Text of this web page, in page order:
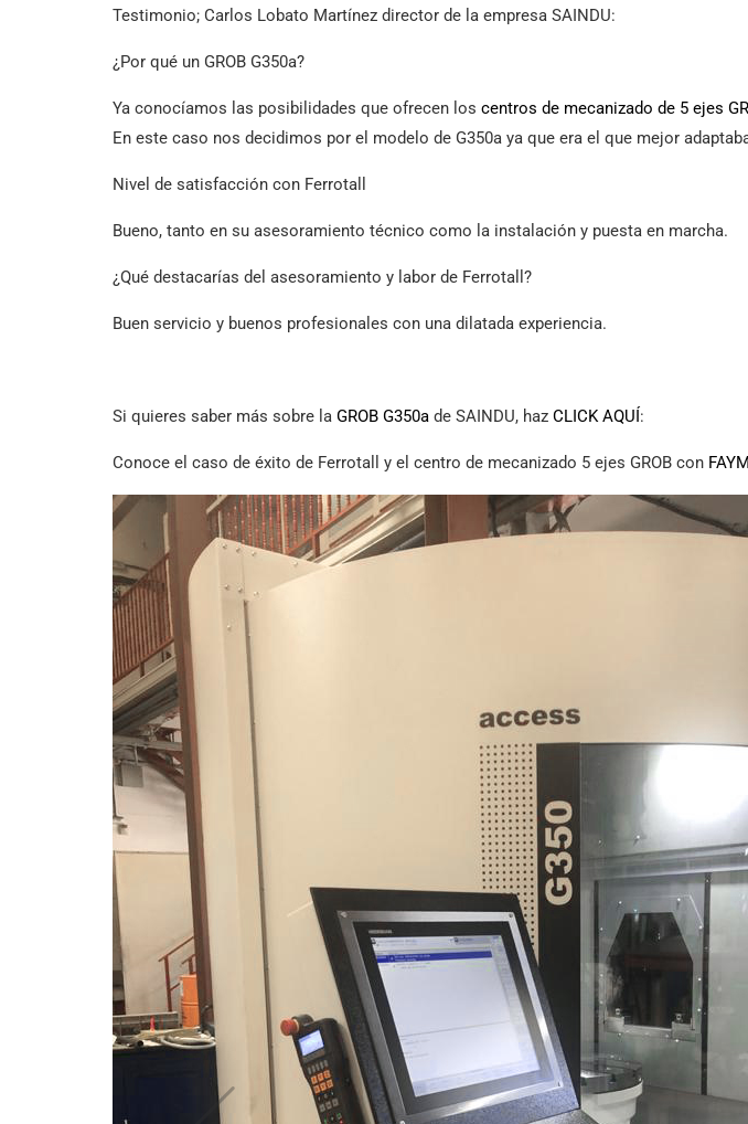
Testimonio; Carlos Lobato Martínez director de la empresa SAINDU:
¿Por qué un GROB G350a?
Ya conocíamos las posibilidades que ofrecen los centros de mecanizado de 5 ejes
En este caso nos decidimos por el modelo de G350a ya que era el que mejor
Nivel de satisfacción con Ferrotall
Bueno, tanto en su asesoramiento técnico como la instalación y puesta en marcha.
¿Qué destacarías del asesoramiento y labor de Ferrotall?
Buen servicio y buenos profesionales con una dilatada experiencia.
Si quieres saber más sobre la GROB G350a de SAINDU, haz CLICK AQUÍ:
Conoce el caso de éxito de Ferrotall y el centro de mecanizado 5 ejes GROB con